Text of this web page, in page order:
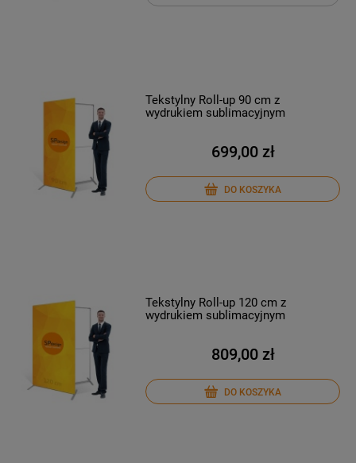
Tekstylny Roll-up 90 cm z
wydrukiem sublimacyjnym
699,00 zł
DO KOSZYKA
Tekstylny Roll-up 120 cm z
wydrukiem sublimacyjnym
809,00 zł
DO KOSZYKA